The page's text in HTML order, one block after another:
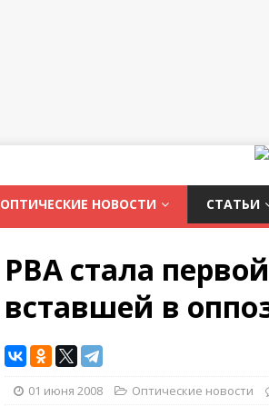
ОПТИЧЕСКИЕ НОВОСТИ СТАТЬИ
РВА стала
вставшей в
01 июня 2008 Оптические новости